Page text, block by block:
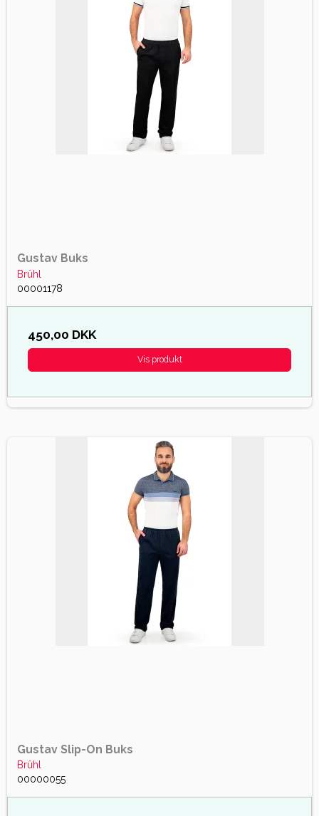
Gustav Buks
Brûhl
00001178
450,00 DKK
Vis produkt
Gustav Slip-On Buks
Brûhl
00000055